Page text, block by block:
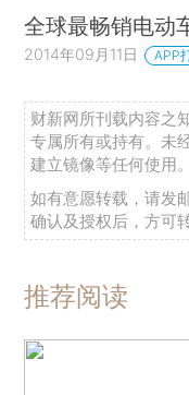
全球最畅销电动
2014年09月11日 APP
财新网所刊载内容之
专属所有或持有。未
建立镜像等任何使用。
如有意愿转载，请发
确认及授权后，方可转
推荐阅读